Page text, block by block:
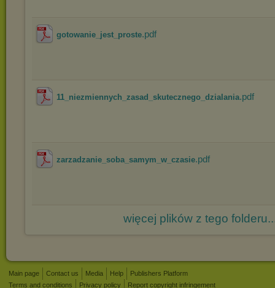
gotowanie_jest_proste.pdf
11_niezmiennych_zasad_skutecznego_dzialania.pdf
zarzadzanie_soba_samym_w_czasie.pdf
więcej plików z tego
Main page Contact us Media Help
Publishers Platform
Terms and conditions
Privacy policy Report copyright infringement